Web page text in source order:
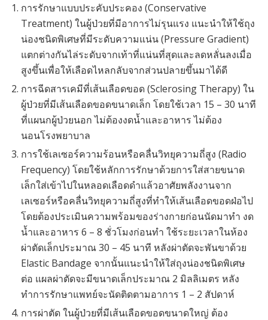
การรักษาแบบประคับประคอง (Conservative
Treatment) ในผู้ป่วยที่มีอาการไม่รุนแรง แนะนำให้ใช้ถุง
น่องชนิดพิเศษที่มีระดับความแน่น (Pressure Gradient)
แตกต่างกันไล่ระดับจากเท้าที่แน่นที่สุดและลดหลั่นลงเมื่อ
สูงขึ้นเพื่อให้เลือดไหลกลับจากส่วนปลายขึ้นมาได้ดี
การฉีดสารเคมีที่เส้นเลือดขอด (Sclerosing Therapy) ใน
ผู้ป่วยที่มีเส้นเลือดขอดขนาดเล็ก โดยใช้เวลา 15 – 30 นาที
ที่แผนกผู้ป่วยนอก ไม่ต้องงดน้ำและอาหาร ไม่ต้อง
นอนโรงพยาบาล
การใช้เลเซอร์ความร้อนหรือคลื่นวิทยุความถี่สูง (Radio
Frequency) โดยใช้หลักการรักษาด้วยการใส่สายขนาด
เล็กใส่เข้าไปในหลอดเลือดดำแล้วอาศัยพลังงานจาก
เลเซอร์หรือคลื่นวิทยุความถี่สูงที่ทำให้เส้นเลือดขอดฝ่อไป
โดยต้องประเมินความพร้อมของร่างกายก่อนนัดมาทำ งด
น้ำและอาหาร 6 – 8 ชั่วโมงก่อนทำ ใช้ระยะเวลาในห้อง
ผ่าตัดเล็กประมาณ 30 – 45 นาที หลังผ่าตัดจะพันขาด้วย
Elastic Bandage จากนั้นแนะนำให้ใส่ถุงน่องชนิดพิเศษ
ต่อ แผลผ่าตัดจะมีขนาดเล็กประมาณ 2 มิลลิเมตร หลัง
ทำการรักษาแพทย์จะนัดติดตามอาการ 1 – 2 สัปดาห์
การผ่าตัด ในผู้ป่วยที่มีเส้นเลือดขอดขนาดใหญ่ ต้อง